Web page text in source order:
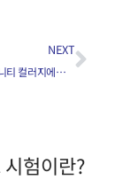
NEXT
[588] 2년제 커뮤니티 컬러지에서 들은 학점으로 의대에 진학할 수 있나요?
험이란?